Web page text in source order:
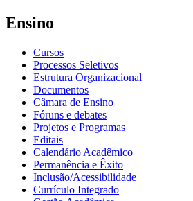
Ensino
Cursos
Processos Seletivos
Estrutura Organizacional
Documentos
Câmara de Ensino
Fóruns e debates
Projetos e Programas
Editais
Calendário Acadêmico
Permanência e Êxito
Inclusão/Acessibilidade
Currículo Integrado